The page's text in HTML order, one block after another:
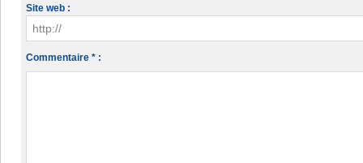
Site web :
Commentaire * :